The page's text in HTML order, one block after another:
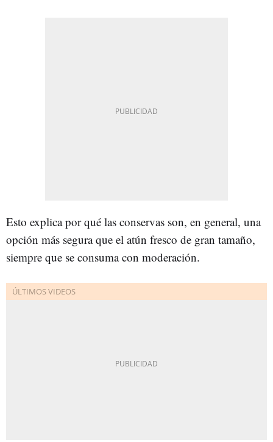
Esto explica por qué las conservas son, en general, una
opción más segura que el atún fresco de gran tamaño,
siempre que se consuma con moderación.